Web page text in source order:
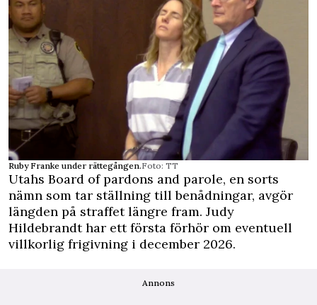
Ruby Franke under rättegången.Foto: TT
Utahs Board of pardons and parole, en sorts
nämn som tar ställning till benådningar, avgör
längden på straffet längre fram. Judy
Hildebrandt har ett första förhör om eventuell
villkorlig frigivning i december 2026.
Annons